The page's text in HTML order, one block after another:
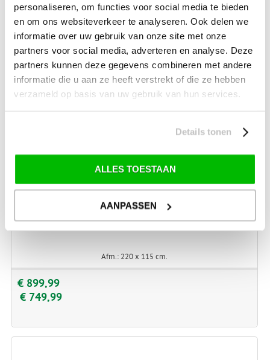
personaliseren, om functies voor social media te bieden
en om ons websiteverkeer te analyseren. Ook delen we
informatie over uw gebruik van onze site met onze
partners voor social media, adverteren en analyse. Deze
partners kunnen deze gegevens combineren met andere
informatie die u aan ze heeft verstrekt of die ze hebben
verzameld op basis van uw gebruik van hun services.
Details tonen
ALLES TOESTAAN
AANPASSEN
Afm.: 180 x 115 cm.
€ 699,99
GARDEN IMPRESSIONS EDISON TUINTAFEL OVAAL 220
Afm.: 220 x 115 cm.
€ 899,99
€ 749,99